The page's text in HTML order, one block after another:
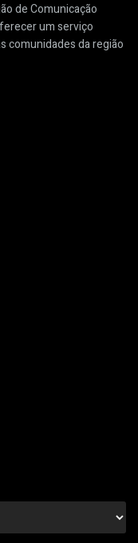
de Comunicação
um serviço
comunidades da região